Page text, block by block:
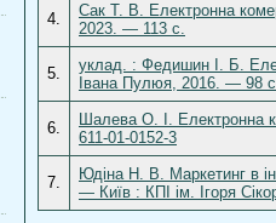
4.
Сак Т. В. Електронна
2023. — 113 с.
5.
уклад. : Федишин І. Б.
Івана Пулюя, 2016. — 98
6.
Шалева О. І. Електронна
611-01-0152-3
7.
Юдіна Н. В. Маркетинг в
— Київ : КПІ ім. Ігоря